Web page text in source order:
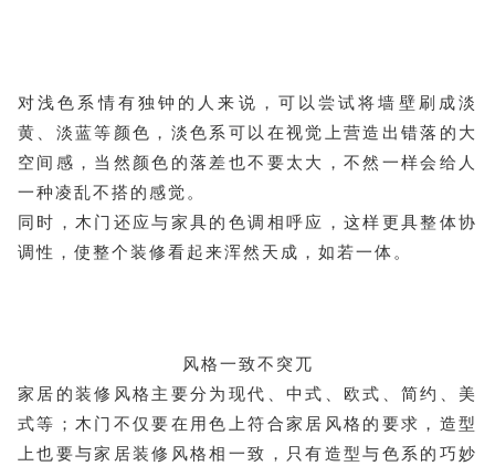
对浅色系情有独钟的人来说，可以尝试将墙壁刷成淡
黄、淡蓝等颜色，淡色系可以在视觉上营造出错落的大
空间感，当然颜色的落差也不要太大，不然一样会给人
一种凌乱不搭的感觉。
同时，木门还应与家具的色调相呼应，这样更具整体协
调性，使整个装修看起来浑然天成，如若一体。
风格一致不突兀
家居的装修风格主要分为现代、中式、欧式、简约、美
式等；木门不仅要在用色上符合家居风格的要求，造型
上也要与家居装修风格相一致，只有造型与色系的巧妙